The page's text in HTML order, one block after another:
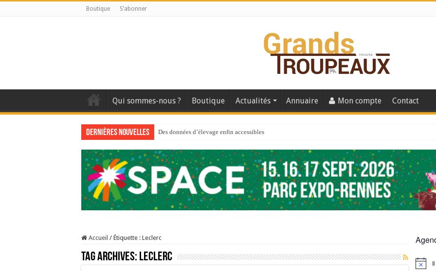
Boutique S’abonner
Qui sommes-nous ? Boutique Actualités Annuaire Mon compte Contact
Dernières nouvelles Des données d’élevage enfin accessibles
Au sommaire du premier numéro de 2025
Au sommaire de GTM 110
Aidez-nous à améliorer la santé de vos veaux !
Au sommaire de GTM 91
Sécheresse : les éleveurs réclament des expertises de terrain
À l’est, un nouveau virus
Accueil / Étiquette : Leclerc
Tag Archives: Leclerc
Notice